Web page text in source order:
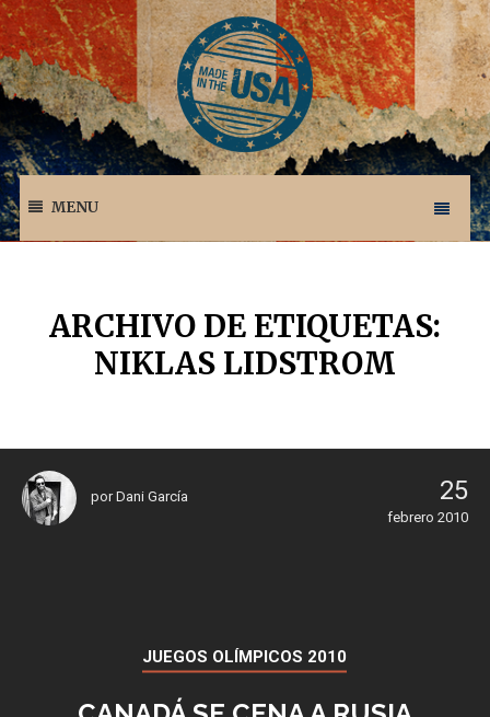
MENU
ARCHIVO DE ETIQUETAS:
NIKLAS LIDSTROM
porDani García 25
febrero 2010
JUEGOS OLÍMPICOS 2010